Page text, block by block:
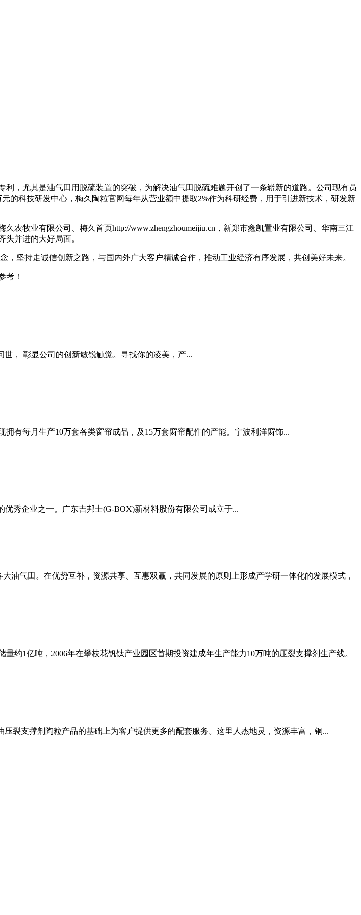
，尤其是油气田用脱硫装置的突破，为解决油气田脱硫难题开创了一条崭新的道路。公司现有员
的科技研发中心，梅久陶粒官网每年从营业额中提取2%作为科研经费，用于引进新技术，研发新
牧业有限公司、梅久首页http://www.zhengzhoumeijiu.cn，新郑市鑫凯置业有限公司、华南三江
并进的大好局面。
坚持走诚信创新之路，与国内外广大客户精诚合作，推动工业经济有序发展，共创美好未来。
考！
世， 彰显公司的创新敏锐触觉。寻找你的凌美，产...
有每月生产10万套各类窗帘成品，及15万套窗帘配件的产能。宁波利洋窗饰...
秀企业之一。广东吉邦士(G-BOX)新材料股份有限公司成立于...
油气田。在优势互补，资源共享、互惠双赢，共同发展的原则上形成产学研一体化的发展模式，
约1亿吨，2006年在攀枝花钒钛产业园区首期投资建成年生产能力10万吨的压裂支撑剂生产线。
裂支撑剂陶粒产品的基础上为客户提供更多的配套服务。这里人杰地灵，资源丰富，铜...